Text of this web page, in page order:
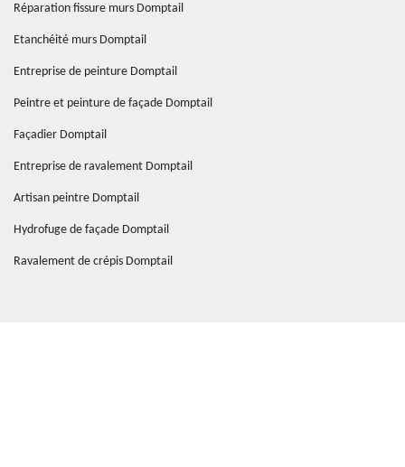
Réparation fissure murs Domptail
Etanchéité murs Domptail
Entreprise de peinture Domptail
Peintre et peinture de façade Domptail
Façadier Domptail
Entreprise de ravalement Domptail
Artisan peintre Domptail
Hydrofuge de façade Domptail
Ravalement de crépis Domptail